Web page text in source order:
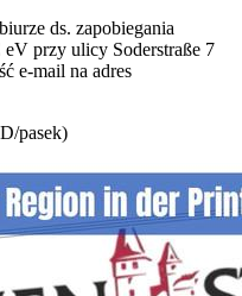
ds. zapobiegania
przy ulicy Soderstraße 7
e-mail na adres
pasek)